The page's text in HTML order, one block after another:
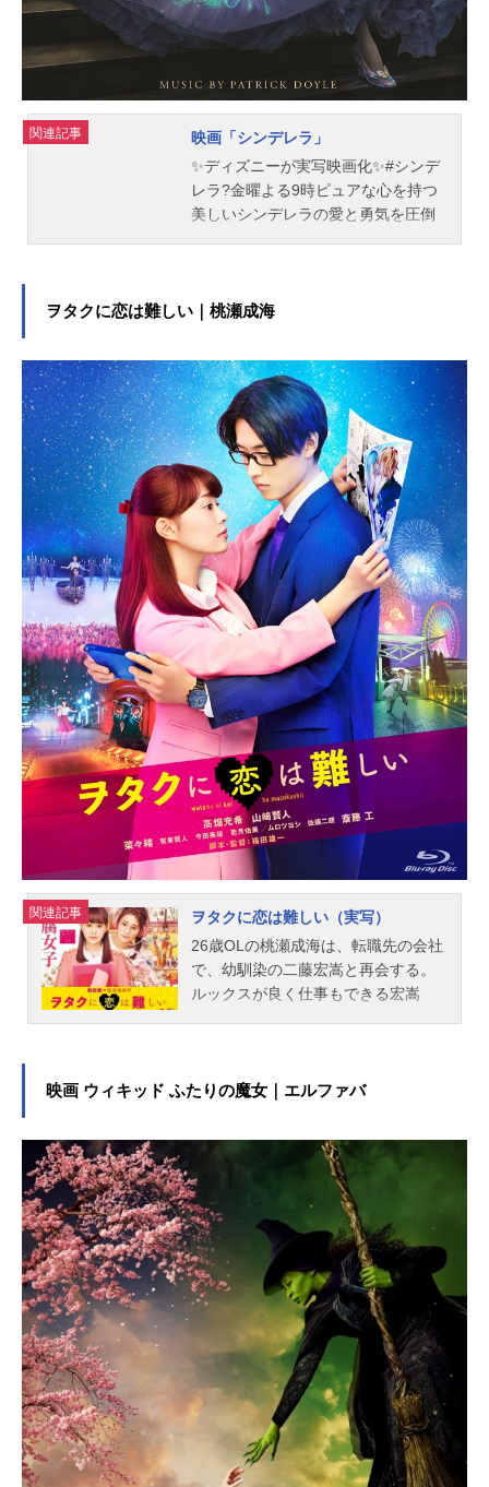
解決する鍵があることに気づく。た
ったひとつの得意技である「昼寝」
を武器に、ココネは夢とリアルをま
たいだ不思議な旅に出る。その大き
な冒険の末に見つけた、小さな真実
とは・・・。作品名ひるね姫～知ら
ないワタシの物語～放送形態劇場版
アニメスケジュール2017年3月18日
（土）キャスト森川ココネ／エン
関連記事
映画「シンデレラ」
✨ディズニーが実写映画化✨#シンデ
レラ?金曜よる9時ピュアな心を持つ
美しいシンデレラの愛と勇気を圧倒
公式(@kinro_ntv)April22,2024ラブス
『シンデレラ』が、比類の映像美で
完全実写化！時を超えて愛され続け
てきた『シンデレラ』のロマンティ
ックなイメージはそのままに、勇気
と優しさを持って自ら行動する新し
いシンデレラが繰り広げる、“奇跡の
愛”の物語が描かれた感動作！作品名
映画「シンデレラ」放送形態実写映
画シリーズシンデレラスケジュール2
015年4月25日（土）同時上映：アナ
と雪の女王／エルサのサプライズキ
ャストエラ／シンデレラ：リリー・
ジェームズ（高畑充希）王子：リチ
ャード・マッデン（城田優）まま
母：ケイト・ブランシェット（塩田
朋子）フェアリー・ゴッドマザー：
ヘレナ・ボナム＝カーター（朴璐
美）アナスタシア：ホリデイ・グレ
インジャー（加藤忍）ドリゼラ：ソ
フィー・マクシェラ（新谷真弓）国
王：デレク・ジャコビ（糸博）大
公：ステラン・スカルスガルド（広
（乃村健次）エラの父：...
ヲタクに恋は難しい｜桃瀬成海
関連記事
ヲタクに恋は難しい（実写）
26歳OLの桃瀬成海は、転職先の会社
で、幼馴染の二藤宏嵩と再会する。
ルックスが良く仕事もできる宏嵩
れ腐女子であった。周りの人々にヲ
りも恐れている成海はその本性を隠
しており、真実の自分をさらけ出せ
るのはヲタク友達の宏嵩の前だけ。
会社が終われば2人はいつもの居酒屋
でヲタ話に花を咲かす。男を見る目
がない事を嘆く成海に対して宏嵩は
「ヲタク同士で付き合えば快適なの
では？」と交際を提案。こうして2人
はお付き合いすることに。お互い充
実したヲタクカップルライフを始め
るはずだったが、時に恋愛とは我
慢、妥協、歩み寄りが必要なも
の。“恋愛不適合”な2人には、数々の
試練や困難が待ち受けていた！作品
名ヲタクに恋は難しい（実写）放送
映画 ウィキッド ふたりの魔女｜エルファバ